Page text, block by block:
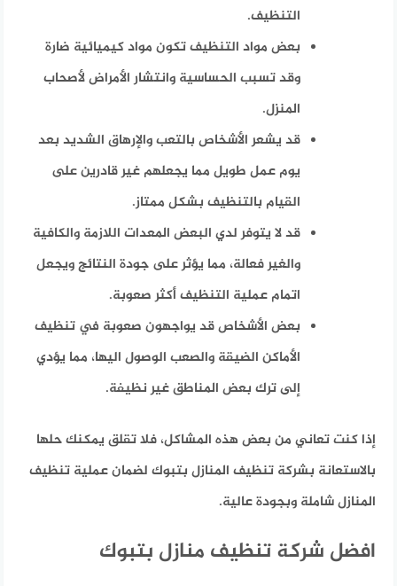
التنظيف.
بعض مواد التنظيف تكون مواد كيميائية ضارة
وقد تسبب الحساسية وانتشار الأمراض لأصحاب
المنزل.
قد يشعر الأشخاص بالتعب والإرهاق الشديد بعد
يوم عمل طويل مما يجعلهم غير قادرين على
القيام بالتنظيف بشكل ممتاز.
قد لا يتوفر لدي البعض المعدات اللازمة والكافية
والغير فعالة، مما يؤثر على جودة النتائج ويجعل
اتمام عملية التنظيف أكثر صعوبة.
بعض الأشخاص قد يواجهون صعوبة في تنظيف
الأماكن الضيقة والصعب الوصول اليها، مما يؤدي
إلى ترك بعض المناطق غير نظيفة.
إذا كنت تعاني من بعض هذه المشاكل، فلا تقلق يمكنك حلها
بالاستعانة بشركة تنظيف المنازل بتبوك لضمان عملية تنظيف
المنازل شاملة وبجودة عالية.
افضل شركة تنظيف منازل بتبوك